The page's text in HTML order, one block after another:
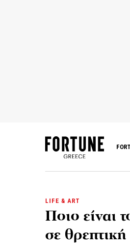
LIFE & ART
Ποιο είναι
σε